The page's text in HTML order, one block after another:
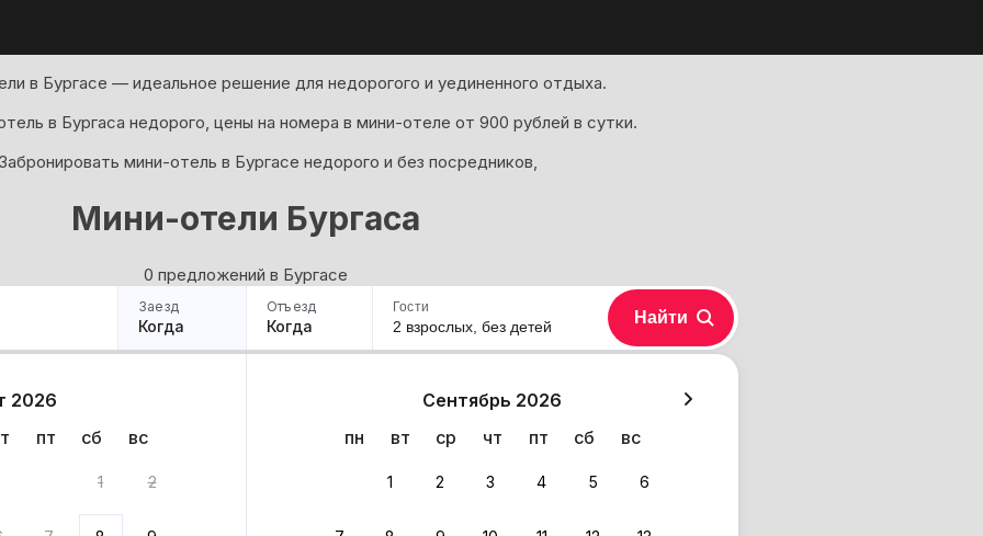
в Бургасе — идеальное решение для недорогого и уединенного отдыха.
в Бургаса недорого, цены на номера в мини-отеле от 900 рублей в сутки.
Забронировать мини-отель в Бургасе недорого и без посредников,
Мини-отели Бургаса
0 предложений в Бургасе
Заезд
Когда
Отъезд
Когда
2026
пт сб вс
1 2
Сентябрь 2026
пн
вт ср чт пт сб вс
1 2 3 4 5 6
Гости
2 взрослых, без детей Найти